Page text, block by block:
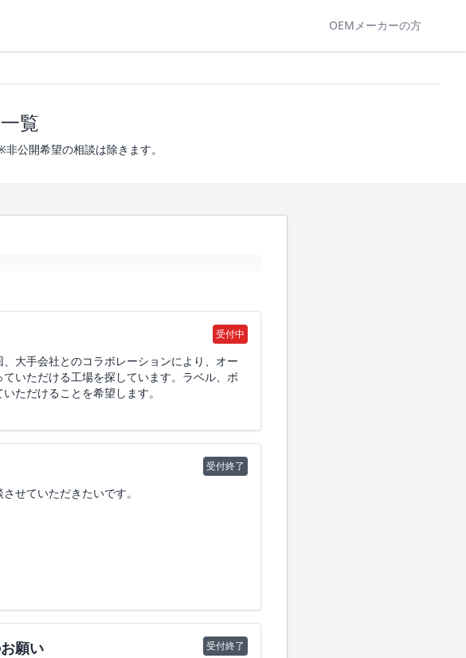
OEMメーカーの方
覧
公開希望の相談は除きます。
受付中
大手会社とのコラボレーションにより、オー
いただける工場を探しています。ラベル、ボ
ただけることを希望します。
受付終了
せていただきたいです。
受付終了
願い